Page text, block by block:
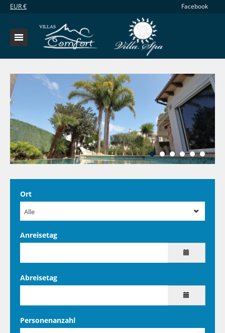
EUR€ Facebook
Ort
Alle
Anreisetag
Abreisetag
Personenanzahl